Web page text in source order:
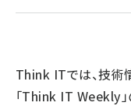
Think ITでは、技術
「Think IT Weekly